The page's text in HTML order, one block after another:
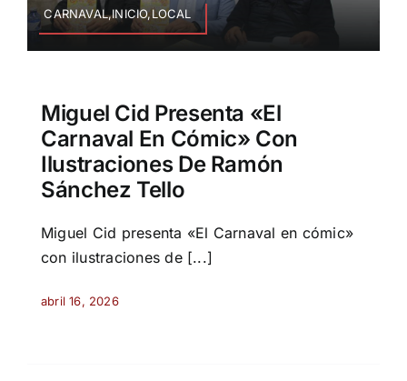
CARNAVAL,INICIO,LOCAL
Miguel Cid Presenta «El
Carnaval En Cómic» Con
Ilustraciones De Ramón
Sánchez Tello
Miguel Cid presenta «El Carnaval en cómic»
con ilustraciones de [...]
abril 16, 2026